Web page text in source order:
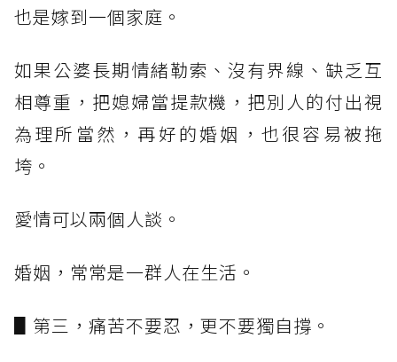
也是嫁到一個家庭。
如果公婆長期情緒勒索、沒有界線、缺乏互
相尊重，把媳婦當提款機，把別人的付出視
為理所當然，再好的婚姻，也很容易被拖
垮。
愛情可以兩個人談。
婚姻，常常是一群人在生活。
▋第三，痛苦不要忍，更不要獨自撐。